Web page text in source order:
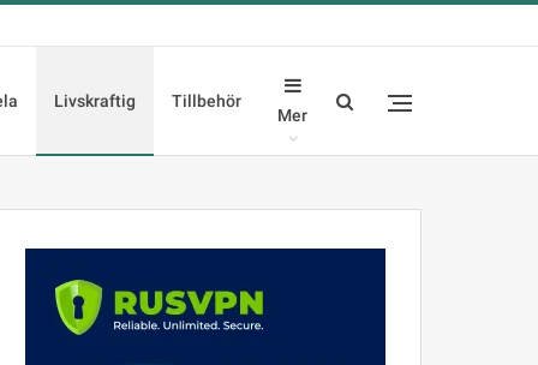
Livskraftig Tillbehör
Mer